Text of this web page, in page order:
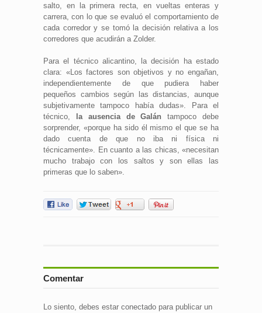
salto, en la primera recta, en vueltas enteras y
carrera, con lo que se evaluó el comportamiento de
cada corredor y se tomó la decisión relativa a los
corredores que acudirán a Zolder.
Para el técnico alicantino, la decisión ha estado
clara: «Los factores son objetivos y no engañan,
independientemente de que pudiera haber
pequeños cambios según las distancias, aunque
subjetivamente tampoco había dudas». Para el
técnico, la ausencia de Galán tampoco debe
sorprender, «porque ha sido él mismo el que se ha
dado cuenta de que no iba ni física ni
técnicamente». En cuanto a las chicas, «necesitan
mucho trabajo con los saltos y son ellas las
primeras que lo saben».
Comentar
Lo siento, debes estar conectado para publicar un